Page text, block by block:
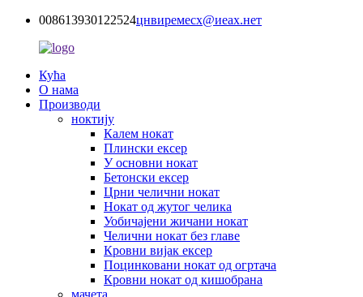
008613930122524цнвиремесх@иеах.нет
Кућа
О нама
Производи
ноктију
Калем нокат
Плински ексер
У основни нокат
Бетонски ексер
Црни челични нокат
Нокат од жутог челика
Уобичајени жичани нокат
Челични нокат без главе
Кровни вијак ексер
Поцинковани нокат од огртача
Кровни нокат од кишобрана
мачета